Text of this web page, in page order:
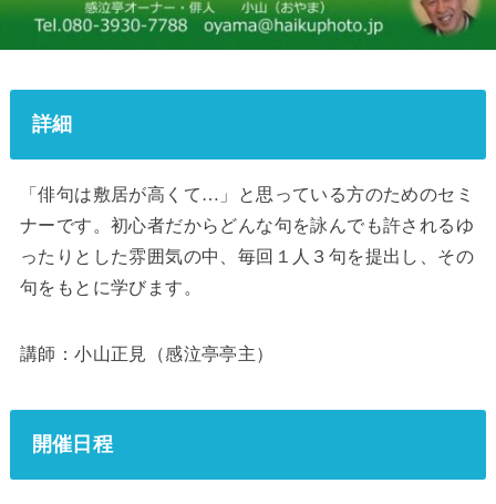
詳細
「俳句は敷居が高くて…」と思っている方のためのセミ
ナーです。初心者だからどんな句を詠んでも許されるゆ
ったりとした雰囲気の中、毎回１人３句を提出し、その
句をもとに学びます。
講師：小山正見（感泣亭亭主）
開催日程